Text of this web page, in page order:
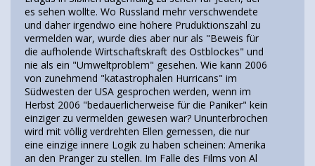
es sehen wollte. Wo Russland mehr verschwendete
und daher irgendwo eine höhere Pruduktionszahl zu
vermelden war, wurde dies aber nur als "Beweis für
die aufholende Wirtschaftskraft des Ostblockes" und
nie als ein "Umweltproblem" gesehen. Wie kann 2006
von zunehmend "katastrophalen Hurricans" im
Südwesten der USA gesprochen werden, wenn im
Herbst 2006 "bedauerlicherweise für die Paniker" kein
einziger zu vermelden gewesen war? Ununterbrochen
wird mit völlig verdrehten Ellen gemessen, die nur
eine einzige innere Logik zu haben scheinen: Amerika
an den Pranger zu stellen. Im Falle des Films von Al